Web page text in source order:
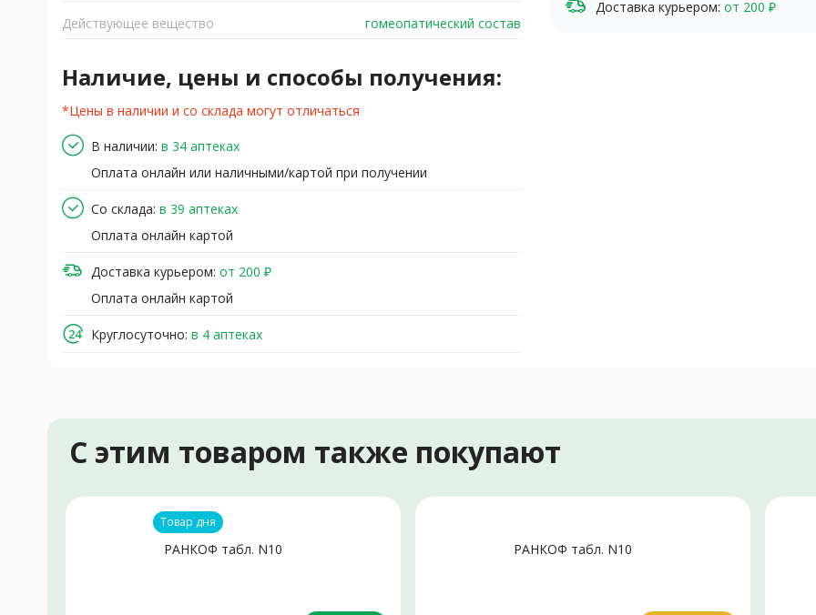
Действующее вещество гомеопатический состав
Наличие, цены и способы получения:
*Цены в наличии и со склада могут отличаться
В наличии: в 34 аптеках
Оплата онлайн или наличными/картой при получении
Со склада: в 39 аптеках
Оплата онлайн картой
Доставка курьером: от 200 ₽
Оплата онлайн картой
Круглосуточно: в 4 аптеках
Доставка курьером: от 200 ₽
С этим товаром также покупают
Товар дня
РАНКОФ табл. N10 РАНКОФ табл. N10